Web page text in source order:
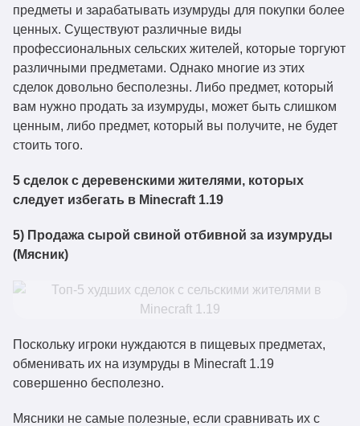
предметы и зарабатывать изумруды для покупки более
ценных. Существуют различные виды
профессиональных сельских жителей, которые торгуют
различными предметами. Однако многие из этих
сделок довольно бесполезны. Либо предмет, который
вам нужно продать за изумруды, может быть слишком
ценным, либо предмет, который вы получите, не будет
стоить того.
5 сделок c деревенскими жителями, которых
следует избегать в Minecraft 1.19
5) Продажа сырой свиной отбивной за изумруды
(Мясник)
Поскольку игроки нуждаются в пищевых предметах,
обменивать их на изумруды в Minecraft 1.19
совершенно бесполезно.
Мясники не самые полезные, если сравнивать их с